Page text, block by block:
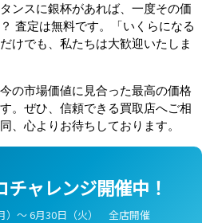
ンスに銀杯があれば、一度その価
査定は無料です。「いくらになる
けでも、私たちは大歓迎いたしま
の市場価値に見合った最高の価格
。ぜひ、信頼できる買取店へご相
、心よりお待ちしております。
チャレンジ開催中！
）〜 6月30日（火） 全店開催